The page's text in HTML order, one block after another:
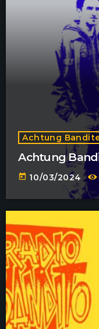
Achtung
Achtung
today 10/03/2024